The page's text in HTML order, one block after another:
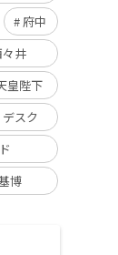
府中
井
皇陛下
デスク
博